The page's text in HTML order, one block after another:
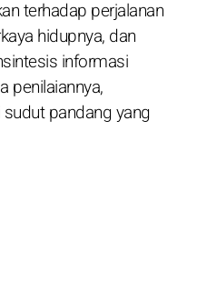
terhadap perjalanan
hidupnya, dan
informasi
penilaiannya,
pandang yang